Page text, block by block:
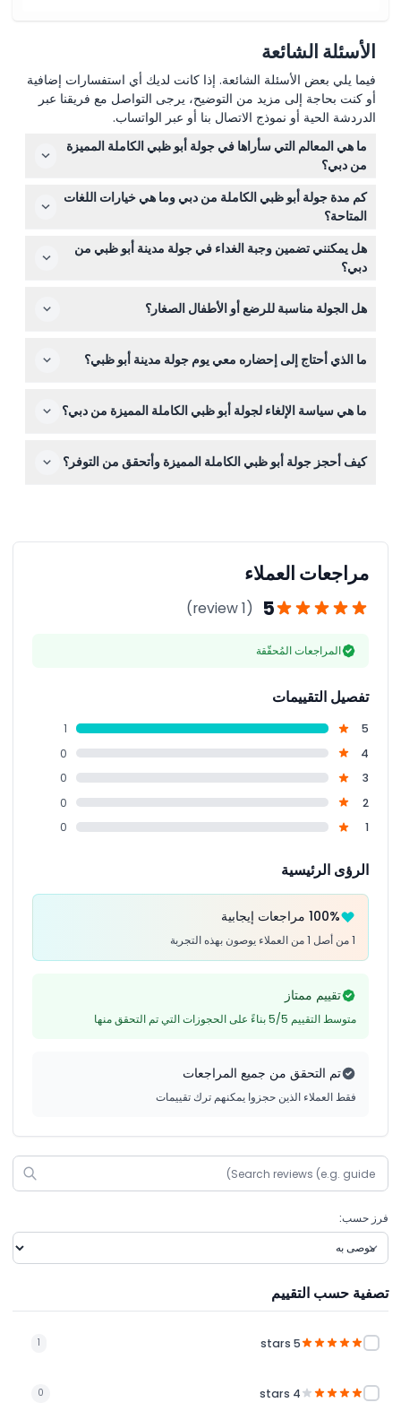
الأسئلة الشائعة
فيما يلي بعض الأسئلة الشائعة. إذا كانت لديك أي استفسارات إضافية
أو كنت بحاجة إلى مزيد من التوضيح، يرجى التواصل مع فريقنا عبر
الدردشة الحية أو نموذج الاتصال بنا أو عبر الواتساب.
ما هي المعالم التي سأراها في جولة أبو ظبي الكاملة المميزة
من دبي؟
ستزور مواقع شهيرة تشمل مسجد الشيخ زايد الكبير، كورنيش
أبو ظبي، منصة المراقبة في أبراج الاتحاد، وقصر الوطن، لتجربة
ثقافة المدينة الغنية وهندستها المعمارية المذهلة.
كم مدة جولة أبو ظبي الكاملة من دبي وما هي خيارات اللغات
المتاحة؟
تستغرق الجولة حوالي ٩ ساعات ويوجد تعليق صوتي إرشادي
باللغات الإنجليزية، الألمانية، الإسبانية، الإيطالية، الفرنسية،
والصينية.
هل يمكنني تضمين وجبة الغداء في جولة مدينة أبو ظبي من
دبي؟
فراغ خلال اليوم لشراء الطعام على نفقتك الخاصة.
هل الجولة مناسبة للرضع أو الأطفال الصغار؟
مقعداً منفصلاً، مما يجعلها خياراً مناسباً للعائلات.
ما الذي أحتاج إلى إحضاره معي يوم جولة مدينة أبو ظبي؟
جانب ملابس مريحة مناسبة لزيارة المسجد.
ما هي سياسة الإلغاء لجولة أبو ظبي الكاملة المميزة من دبي؟
أي رسوم نقل؛ أما الإلغاءات خلال ٢٤ ساعة أو عدم الحضور
كيف أحجز جولة أبو ظبي الكاملة المميزة وأتحقق من التوفر؟
مراجعات العملاء
5
(1 review)
المراجعات المُحقّقة
تفصيل التقييمات
5
1
4
0
3
0
2
0
1
0
الرؤى الرئيسية
100% مراجعات إيجابية
1 من أصل 1 من العملاء يوصون بهذه التجربة
تقييم ممتاز
متوسط التقييم 5/5 بناءً على الحجوزات التي تم التحقق منها
تم التحقق من جميع المراجعات
فقط العملاء الذين حجزوا يمكنهم ترك تقييمات
فرز حسب:
تصفية حسب التقييم
5 stars
1
4 stars
0